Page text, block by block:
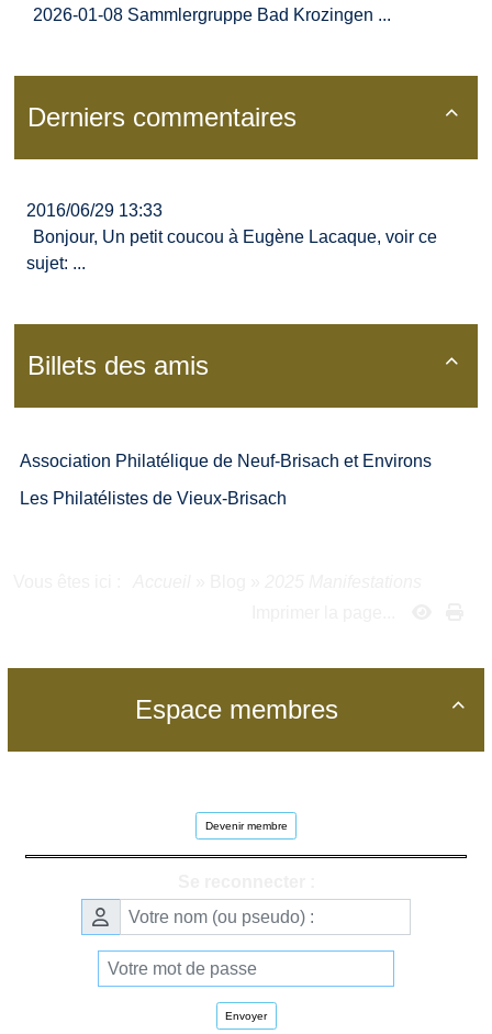
2026-01-08 Sammlergruppe Bad Krozingen ...

Derniers commentaires
2016/06/29 13:33
Bonjour, Un petit coucou à Eugène Lacaque, voir ce
sujet: ...

Billets des amis
Association Philatélique de Neuf-Brisach et Environs
Les Philatélistes de Vieux-Brisach

Espace membres
Devenir membre
Envoyer